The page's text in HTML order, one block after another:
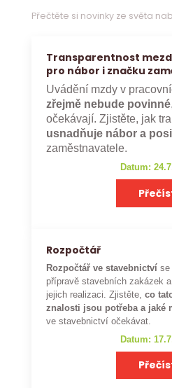
Přečtěte si novinky ze světa
Transparentnost
pro nábor i značku
Uvádění mzdy v
zřejmě nebude povinné
očekávají. Zjistěte, jak
usnadňuje nábor a
zaměstnavatele.
Datum:
Rozpočtář
Rozpočtář ve stavebnictví se
přípravě stavebních zakázek
jejich realizaci. Zjistěte,co
znalosti jsou potřeba a jaké
ve stavebnictví očekávat.
Datum: